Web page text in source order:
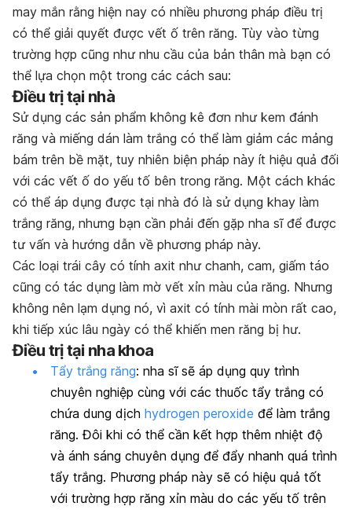
may mắn rằng hiện nay có nhiều phương pháp điều trị
có thể giải quyết được vết ố trên răng. Tùy vào từng
trường hợp cũng như nhu cầu của bản thân mà bạn có
thể lựa chọn một trong các cách sau:
Điều trị tại nhà
Sử dụng các sản phẩm không kê đơn như kem đánh
răng và miếng dán làm trắng có thể làm giảm các mảng
bám trên bề mặt, tuy nhiên biện pháp này ít hiệu quả đối
với các vết ố do yếu tố bên trong răng. Một cách khác
có thể áp dụng được tại nhà đó là sử dụng khay làm
trắng răng, nhưng bạn cần phải đến gặp nha sĩ để được
tư vấn và hướng dẫn về phương pháp này.
Các loại trái cây có tính axit như chanh, cam, giấm táo
cũng có tác dụng làm mờ vết xỉn màu của răng. Nhưng
không nên lạm dụng nó, vì axit có tính mài mòn rất cao,
khi tiếp xúc lâu ngày có thể khiến men răng bị hư.
Điều trị tại nha khoa
Tẩy trắng răng: nha sĩ sẽ áp dụng quy trình
chuyên nghiệp cùng với các thuốc tẩy trắng có
chứa dung dịch hydrogen peroxide để làm trắng
răng. Đôi khi có thể cần kết hợp thêm nhiệt độ
và ánh sáng chuyên dụng để đẩy nhanh quá trình
tẩy trắng. Phương pháp này sẽ có hiệu quả tốt
với trường hợp răng xỉn màu do các yếu tố trên